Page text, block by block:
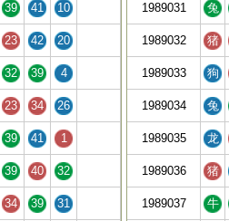
39 41 10
23 42 20
32 39 4
23 34 26
39 41 1
39 40 32
34 39 31
1989031 兔
1989032 猪
1989033 狗
1989034 兔
1989035 龙
1989036 猪
1989037 牛